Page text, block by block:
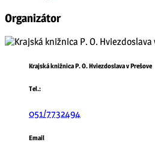
Organizátor
Krajská knižnica P. O. Hviezdoslava v Prešove
Tel.:
051/7732494
Email